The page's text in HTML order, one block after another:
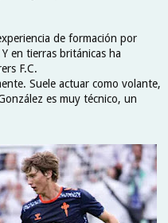
de formación por
en tierras británicas ha
F.C.
Suele actuar como volante,
es muy técnico, un